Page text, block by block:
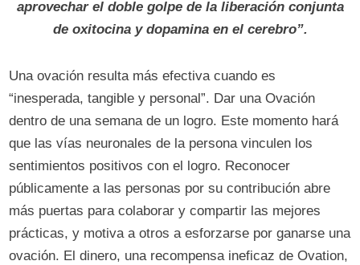
aprovechar el doble golpe de la liberación conjunta
de oxitocina y dopamina en el cerebro”.
Una ovación resulta más efectiva cuando es
“inesperada, tangible y personal”. Dar una Ovación
dentro de una semana de un logro. Este momento hará
que las vías neuronales de la persona vinculen los
sentimientos positivos con el logro. Reconocer
públicamente a las personas por su contribución abre
más puertas para colaborar y compartir las mejores
prácticas, y motiva a otros a esforzarse por ganarse una
ovación. El dinero, una recompensa ineficaz de Ovation,